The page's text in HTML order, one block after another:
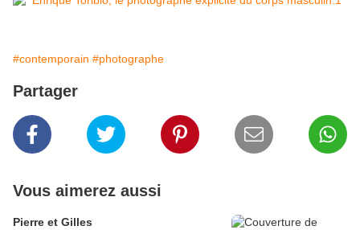
#contemporain #photographe
Partager
Vous aimerez aussi
Pierre et Gilles